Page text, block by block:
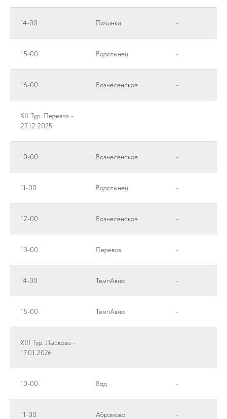
14-00 Починки -
15-00 Воротынец -
16-00 Вознесенское -
XII Тур. Перевоз -
27.12.2025
10-00 Вознесенское -
11-00 Воротынец -
12-00 Вознесенское -
13-00 Перевоз -
14-00 ТемпАвиа -
15-00 ТемпАвиа -
XIII Тур. Лысково -
17.01.2026
10-00 Вад -
11-00 Абрамово -